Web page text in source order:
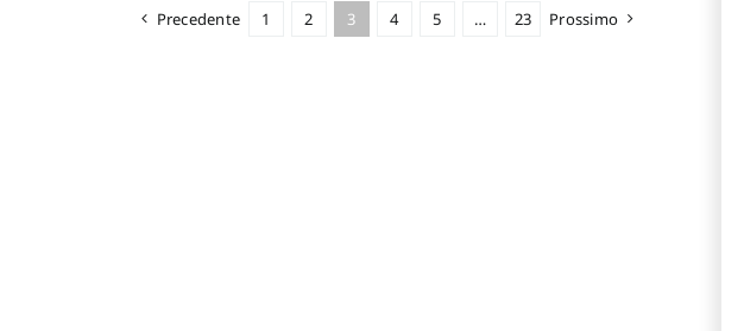
Dumortier, s.j.
Precedente 1 2 3 4 5 … 23 Prossimo